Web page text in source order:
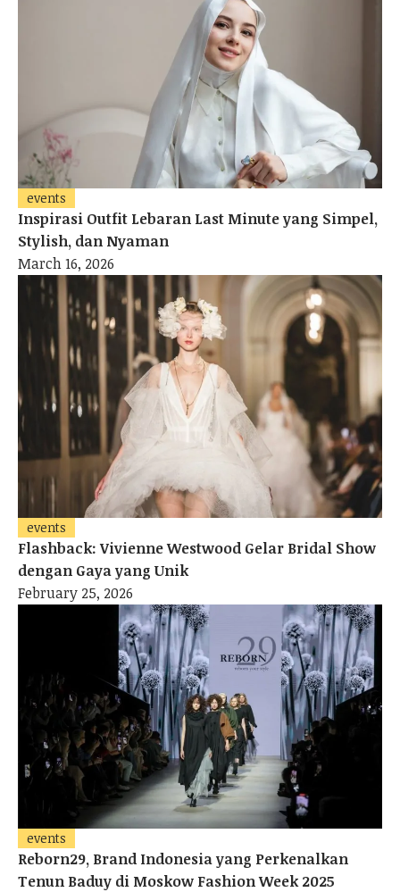
https://wolipop.detik.com/fashion-news/d-7359322/memukau-
kebaya-dan-ulos-jadi-gaya-pamungkas-raline-shah-di-cannes-2024
events
Inspirasi Outfit Lebaran Last Minute yang Simpel,
Stylish, dan Nyaman
March 16, 2026
events
Flashback: Vivienne Westwood Gelar Bridal Show
dengan Gaya yang Unik
February 25, 2026
events
Reborn29, Brand Indonesia yang Perkenalkan
Tenun Baduy di Moskow Fashion Week 2025